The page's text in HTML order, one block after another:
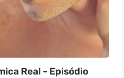
Real - Episódio